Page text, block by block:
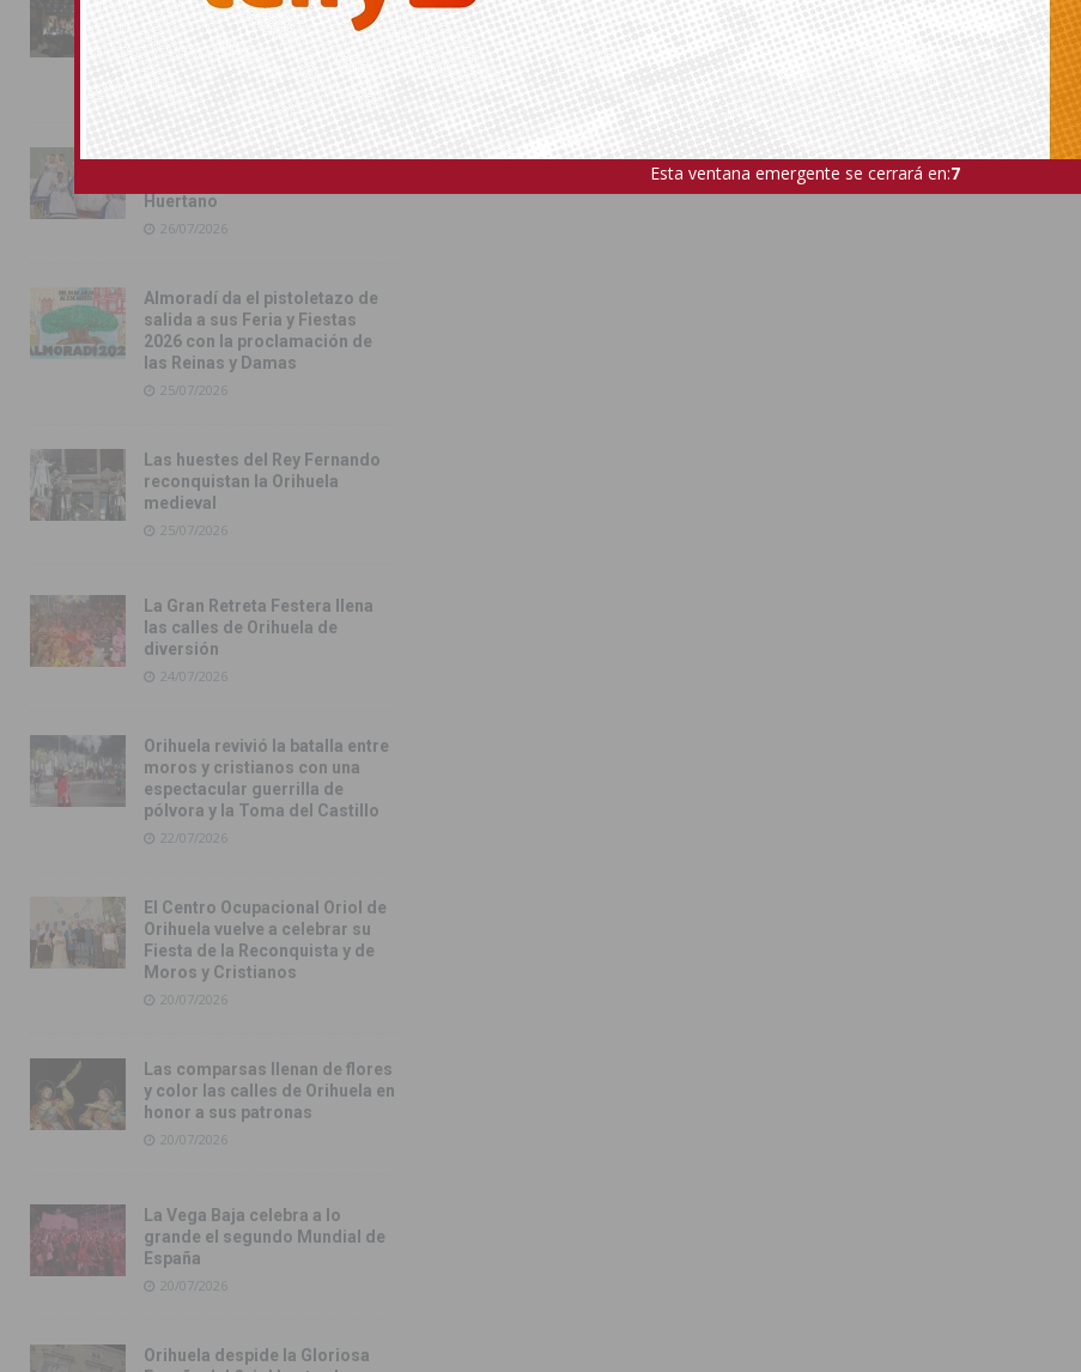
conmemora con emoción el
40º aniversario de su
independencia como municipio
31/07/2026
Almoradí presume de raíces
Huertano
26/07/2026
Almoradí da el pistoletazo de
salida a sus Feria y Fiestas
2026 con la proclamación de
las Reinas y Damas
25/07/2026
Las huestes del Rey Fernando
reconquistan la Orihuela
medieval
25/07/2026
La Gran Retreta Festera llena
las calles de Orihuela de
diversión
24/07/2026
Orihuela revivió la batalla entre
moros y cristianos con una
espectacular guerrilla de
pólvora y la Toma del Castillo
22/07/2026
El Centro Ocupacional Oriol de
Orihuela vuelve a celebrar su
Fiesta de la Reconquista y de
Moros y Cristianos
20/07/2026
Las comparsas llenan de flores
y color las calles de Orihuela en
honor a sus patronas
20/07/2026
La Vega Baja celebra a lo
grande el segundo Mundial de
España
20/07/2026
Orihuela despide la Gloriosa
Esta ventana emergente se cerrará en:5